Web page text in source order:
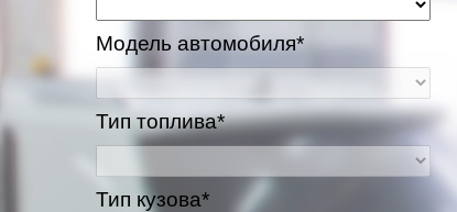
Модель автомобиля*
Тип топлива*
Тип кузова*